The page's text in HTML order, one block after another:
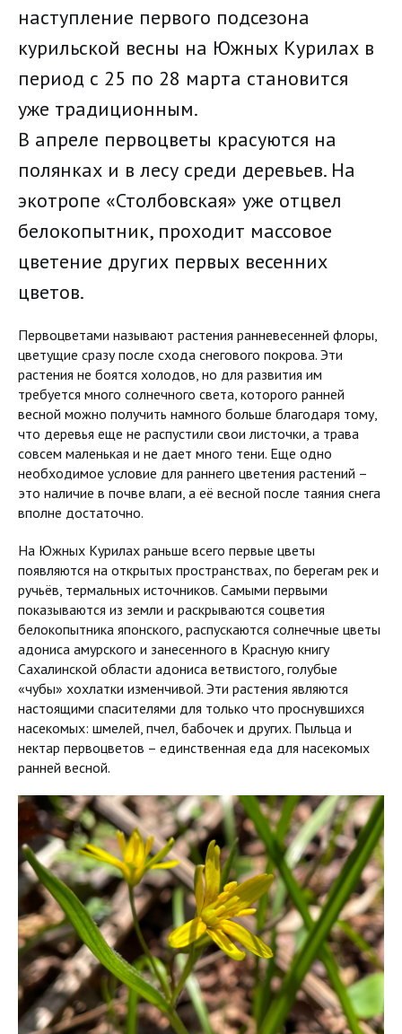
наступление первого подсезона
курильской весны на Южных Курилах в
период с 25 по 28 марта становится
уже традиционным.
В апреле первоцветы красуются на
полянках и в лесу среди деревьев. На
экотропе «Столбовская» уже отцвел
белокопытник, проходит массовое
цветение других первых весенних
цветов.
Первоцветами называют растения ранневесенней флоры,
цветущие сразу после схода снегового покрова. Эти
растения не боятся холодов, но для развития им
требуется много солнечного света, которого ранней
весной можно получить намного больше благодаря тому,
что деревья еще не распустили свои листочки, а трава
совсем маленькая и не дает много тени. Еще одно
необходимое условие для раннего цветения растений –
это наличие в почве влаги, а её весной после таяния снега
вполне достаточно.
На Южных Курилах раньше всего первые цветы
появляются на открытых пространствах, по берегам рек и
ручьёв, термальных источников. Самыми первыми
показываются из земли и раскрываются соцветия
белокопытника японского, распускаются солнечные цветы
адониса амурского и занесенного в Красную книгу
Сахалинской области адониса ветвистого, голубые
«чубы» хохлатки изменчивой. Эти растения являются
настоящими спасителями для только что проснувшихся
насекомых: шмелей, пчел, бабочек и других. Пыльца и
нектар первоцветов – единственная еда для насекомых
ранней весной.